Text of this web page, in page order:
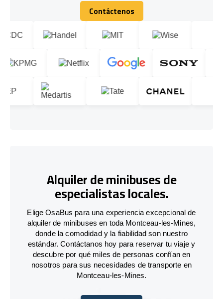
Contáctenos
Contáctenos
Alquiler de minibuses de
especialistas locales.
Elige OsaBus para una experiencia excepcional de
alquiler de minibuses en toda Montceau-les-Mines,
donde la comodidad y la fiabilidad son nuestro
estándar. Contáctanos hoy para reservar tu viaje y
descubre por qué miles de personas confían en
nosotros para sus necesidades de transporte en
Montceau-les-Mines.